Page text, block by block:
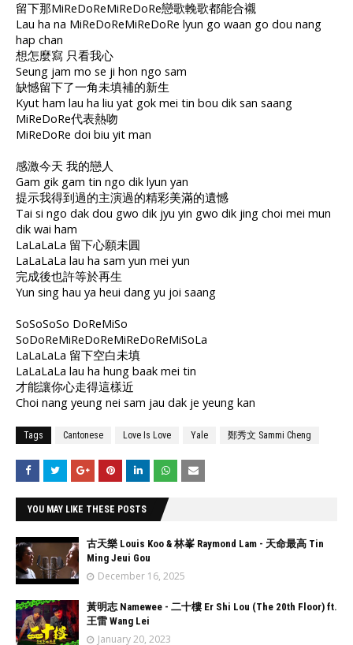
留下那MiReDoReMiReDoRe戀歌輓歌都能合襯
Lau ha na MiReDoReMiReDoRe lyun go waan go dou nang
hap chan
想怎麼寫 只看我心
Seung jam mo se ji hon ngo sam
缺憾留下了一角未填補的新生
Kyut ham lau ha liu yat gok mei tin bou dik san saang
MiReDoRe代表熱吻
MiReDoRe doi biu yit man
感激今天 我的戀人
Gam gik gam tin ngo dik lyun yan
提示我得到過的主演過的精彩美滿的遺憾
Tai si ngo dak dou gwo dik jyu yin gwo dik jing choi mei mun
dik wai ham
LaLaLaLa 留下心願未圓
LaLaLaLa lau ha sam yun mei yun
完成後也許等於再生
Yun sing hau ya heui dang yu joi saang
SoSoSoSo DoReMiSo
SoDoReMiReDoReMiReDoReMiSoLa
LaLaLaLa 留下空白未填
LaLaLaLa lau ha hung baak mei tin
才能讓你心走得這樣近
Choi nang yeung nei sam jau dak je yeung kan
Tags Cantonese Love Is Love Yale 鄭秀文 Sammi Cheng
YOU MAY LIKE THESE POSTS
古天樂 Louis Koo & 林峯 Raymond Lam - 天命最高 Tin
Ming Jeui Gou
December 16, 2025
黃明志 Namewee - 二十樓 Er Shi Lou (The 20th Floor) ft.
王雷 Wang Lei
January 20, 2023